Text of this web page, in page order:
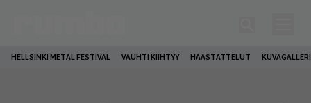
HELLSINKI METAL FESTIVAL VAUHTI KIIHTYY HAASTATTELUT